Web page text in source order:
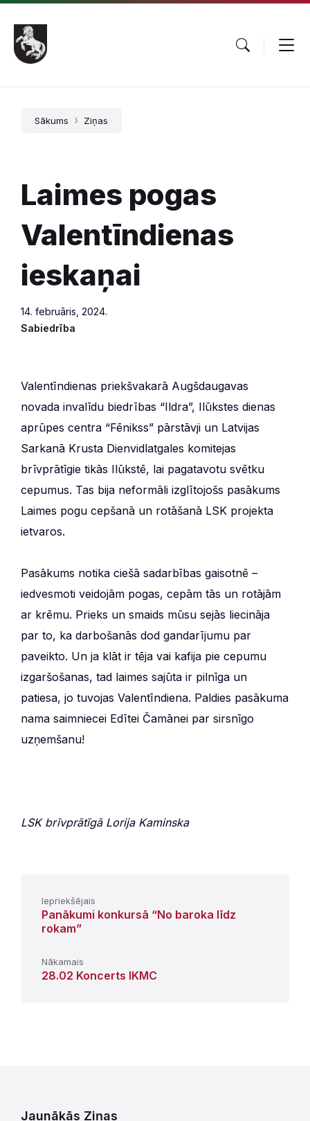
Pāriet
saturu
Skip
main
navigation
Skip
footer
Sākums Ziņas
Laimes pogas
Valentīndienas
ieskaņai
14. februāris, 2024.
Sabiedrība
Valentīndienas priekšvakarā Augšdaugavas
novada invalīdu biedrības “Ildra”, Ilūkstes dienas
aprūpes centra “Fēnikss” pārstāvji un Latvijas
Sarkanā Krusta Dienvidlatgales komitejas
brīvprātīgie tikās Ilūkstē, lai pagatavotu svētku
cepumus. Tas bija neformāli izglītojošs pasākums
Laimes pogu cepšanā un rotāšanā LSK projekta
ietvaros.
Pasākums notika ciešā sadarbības gaisotnē –
iedvesmoti veidojām pogas, cepām tās un rotājām
ar krēmu. Prieks un smaids mūsu sejās liecināja
par to, ka darbošanās dod gandarījumu par
paveikto. Un ja klāt ir tēja vai kafija pie cepumu
izgaršošanas, tad laimes sajūta ir pilnīga un
patiesa, jo tuvojas Valentīndiena. Paldies pasākuma
nama saimniecei Edītei Čamānei par sirsnīgo
uzņemšanu!
LSK brīvprātīgā Lorija Kaminska
Iepriekšējais
Panākumi konkursā “No baroka līdz
rokam”
Nākamais
28.02 Koncerts IKMC
Jaunākās Ziņas